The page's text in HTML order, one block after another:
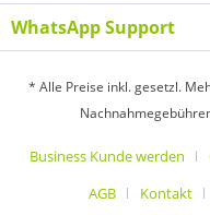
WhatsApp Support
* Alle Preise inkl. gesetzl.
Business Kunde werden
AGB
Kontakt